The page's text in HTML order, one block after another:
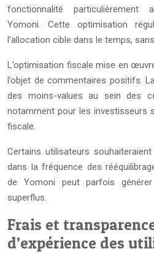
fonctionnalité particulièrement
Yomoni. Cette optimisation
l’allocation cible dans le temps,
L’optimisation fiscale mise en
l’objet de commentaires positifs.
des moins-values au sein des
notamment pour les investisseurs
fiscale.
Certains utilisateurs
dans la fréquence des
de Yomoni peut parfois
superflus.
Frais et
d’expérience des